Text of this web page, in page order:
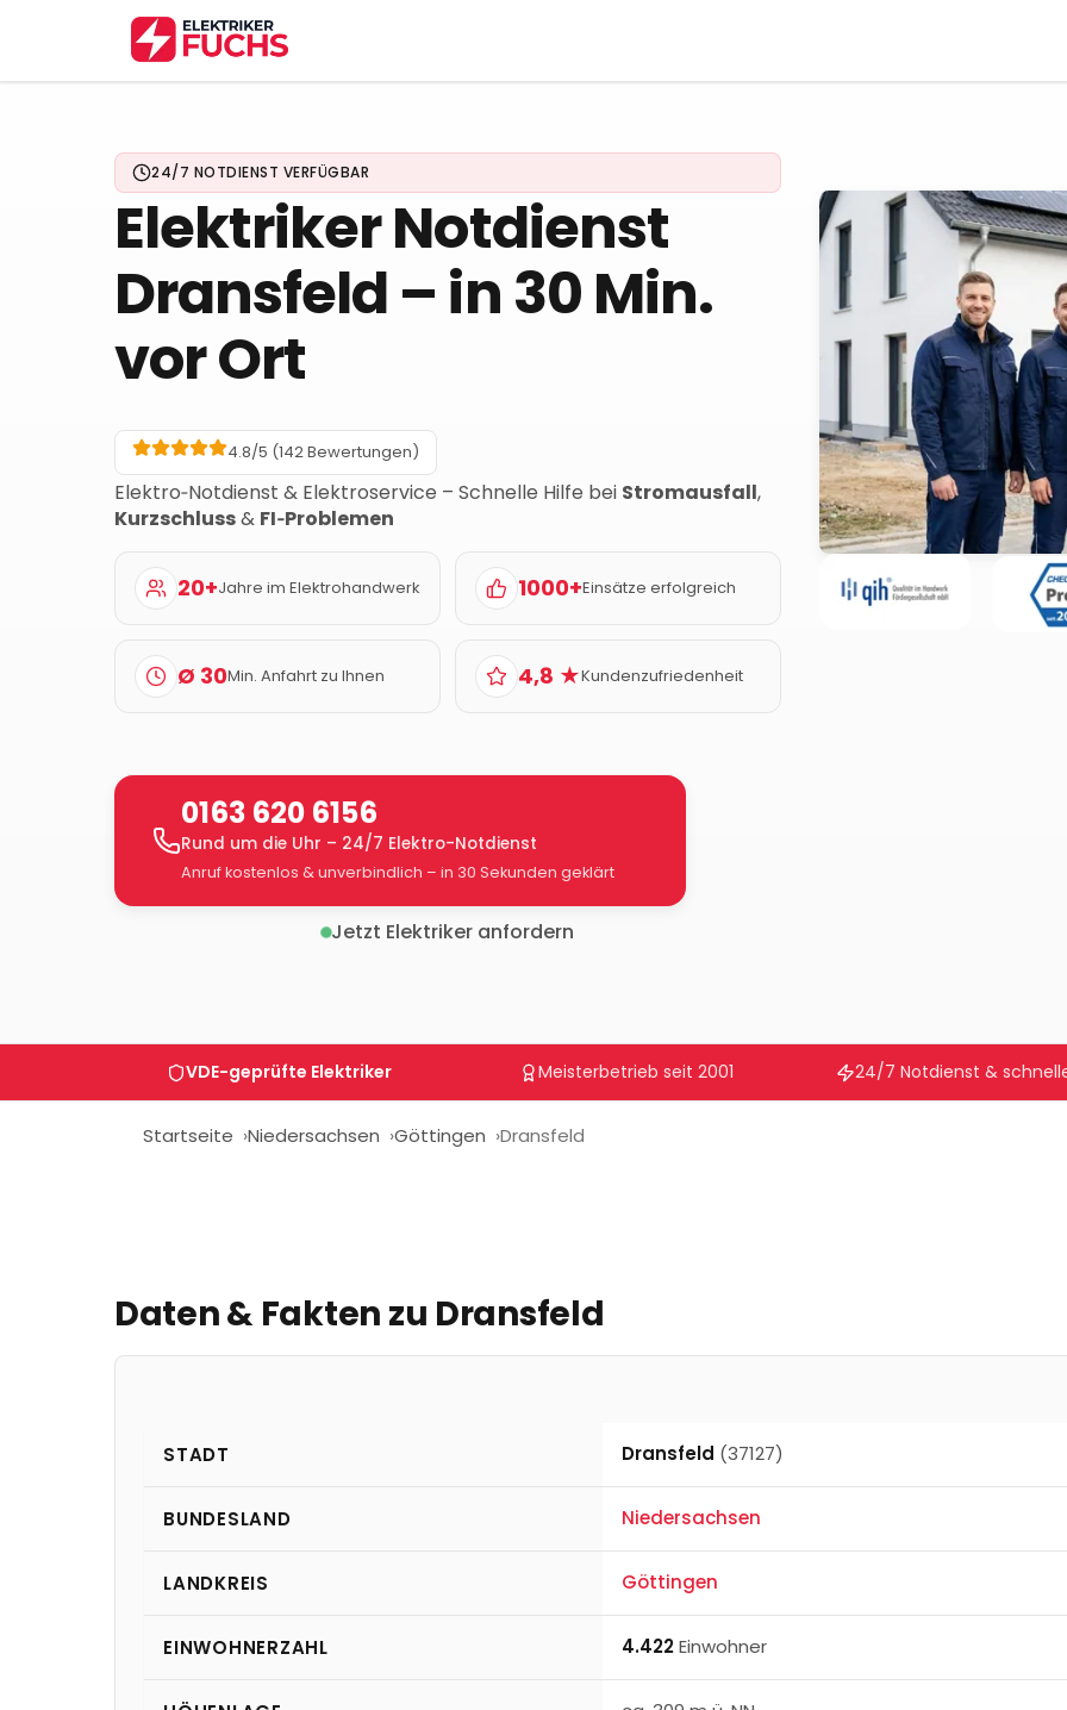
24/7 NOTDIENST VERFÜGBAR
Elektriker Notdienst
Dransfeld– in 30 Min.
vor Ort
4.8/5 (142Bewertungen)
Elektro‑Notdienst & Elektroservice – Schnelle Hilfe bei Stromausfall,
Kurzschluss& FI‑Problemen
20+Jahre im Elektrohandwerk 1000+Einsätze erfolgreich
Ø 30Min. Anfahrt zu Ihnen 4,8 ★Kundenzufriedenheit
0163 620 6156
Rund um die Uhr – 24/7 Elektro-Notdienst
Anruf kostenlos & unverbindlich – in 30 Sekunden geklärt
Jetzt Elektriker anfordern
VDE-geprüfte Elektriker Meisterbetrieb seit 2001 24/7 Notdienst &
Startseite Niedersachsen Göttingen Dransfeld
Daten & Fakten zu Dransfeld
STADT Dransfeld (37127)
BUNDESLAND Niedersachsen
LANDKREIS Göttingen
EINWOHNERZAHL 4.422Einwohner